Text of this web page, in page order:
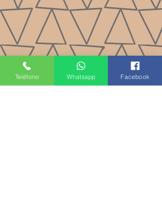
Teléfono Whatsapp Facebook